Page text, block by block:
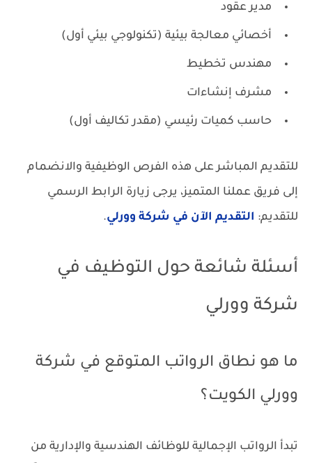
مدير عقود
أخصائي معالجة بيئية (تكنولوجي بيئي أول)
مهندس تخطيط
مشرف إنشاءات
حاسب كميات رئيسي (مقدر تكاليف أول)
للتقديم المباشر على هذه الفرص الوظيفية والانضمام
إلى فريق عملنا المتميز، يرجى زيارة الرابط الرسمي
للتقديم: التقديم الآن في شركة وورلي.
أسئلة شائعة حول التوظيف في
شركة وورلي
ما هو نطاق الرواتب المتوقع في شركة
وورلي الكويت؟
تبدأ الرواتب الإجمالية للوظائف الهندسية والإدارية من